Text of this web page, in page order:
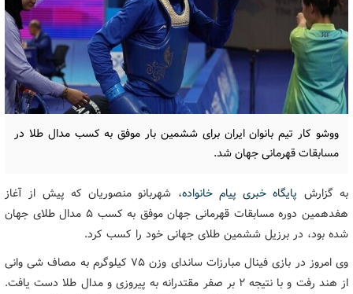
ووشو کار تیم بانوان ایران برای ششمین بار موفق به کسب مدال طلا در
مسابقات قهرمانی جهان شد.
به گزارش پایگاه خبری پیام خانواده، شهربانو منصوریان که پیش از آغاز
هفدهمین دوره مسابقات قهرمانی جهان موفق به کسب ۵ مدال طلای جهان
شده بود، در برزیل ششمین طلای جهانی خود را کسب کرد.
وی امروز در بازی فینال مبارزات ساندای وزن ۷۵ کیلوگرم به مصاف شی وانی
از هند رفت و با نتیجه ۲ بر صفر مقتدرانه به پیروزی و مدال طلا دست یافت.